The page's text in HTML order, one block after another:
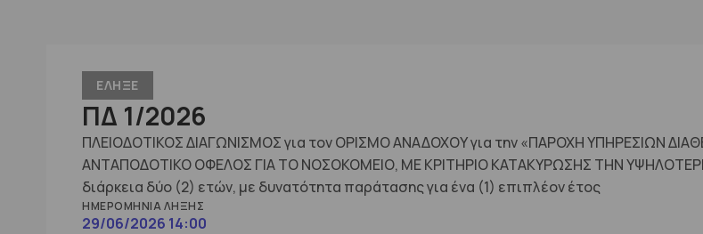
ΕΛΗΞΕ
ΠΔ 1/2026
ΠΛΕΙΟΔΟΤΙΚΟΣ ΔΙΑΓΩΝΙΣΜΟΣ για τον ΟΡΙΣΜΟ ΑΝΑΔΟΧΟΥ για την «ΠΑΡΟΧΗ ΥΠΗΡΕΣΙΩΝ
ΑΝΤΑΠΟΔΟΤΙΚΟ ΟΦΕΛΟΣ ΓΙΑ ΤΟ ΝΟΣΟΚΟΜΕΙΟ, ΜΕ ΚΡΙΤΗΡΙΟ ΚΑΤΑΚΥΡΩΣΗΣ ΤΗΝ
διάρκεια δύο (2) ετών, με δυνατότητα παράτασης για ένα (1) επιπλέον έτος
ΗΜΕΡΟΜΗΝΊΑ ΛΉΞΗΣ
29/06/2026 14:00